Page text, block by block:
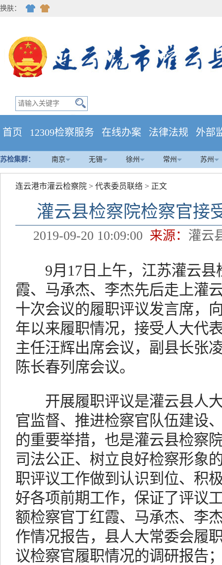
换肤：
首页 12309检察服务 在线办案 法律法规 外部
苏检集群： 南京 无锡 徐州 常州 苏州
连云港市灌云检察院 > 代表委员联络 > 正文
灌云县检察院检察官接
2019-09-20 10:09:00 来源： 灌云
9月17日上午，江苏灌云县
霞、马承杰、李杰先后走上灌
十次会议的履职评议发言席，
年以来履职情况，接受人大代
主任汪辉出席会议，副县长张
陈长春列席会议。
开展履职评议是灌云县人大
官监督、推进检察官队伍建设
的重要举措，也是灌云县检察
司法公正、树立良好检察形象
职评议工作做到认识到位、积
好各项前期工作，保证了评议
额检察官丁红霞、马承杰、李
作情况报告，县人大常委会履
议检察官履职情况的调研报告